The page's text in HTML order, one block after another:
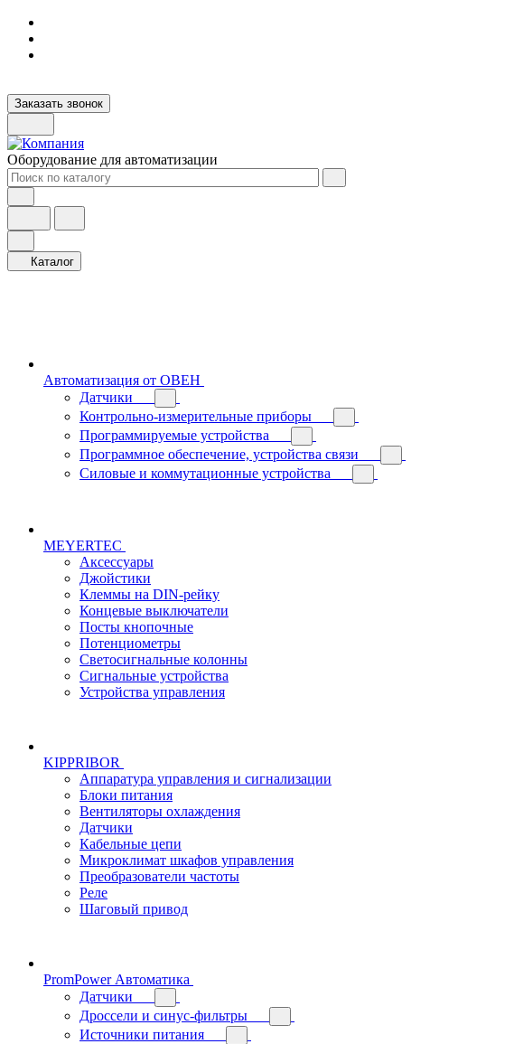
Заказать звонок
Оборудование для автоматизации
Каталог
Автоматизация от ОВЕН
Датчики
Контрольно-измерительные приборы
Программируемые устройства
Программное обеспечение, устройства связи
Силовые и коммутационные устройства
MEYERTEC
Аксессуары
Джойстики
Клеммы на DIN-рейку
Концевые выключатели
Посты кнопочные
Потенциометры
Светосигнальные колонны
Сигнальные устройства
Устройства управления
KIPPRIBOR
Аппаратура управления и сигнализации
Блоки питания
Вентиляторы охлаждения
Датчики
Кабельные цепи
Микроклимат шкафов управления
Преобразователи частоты
Реле
Шаговый привод
PromPower Автоматика
Датчики
Дроссели и синус-фильтры
Источники питания